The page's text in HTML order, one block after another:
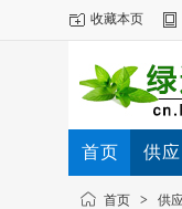
收藏本页
首页 供应
首页 > 供